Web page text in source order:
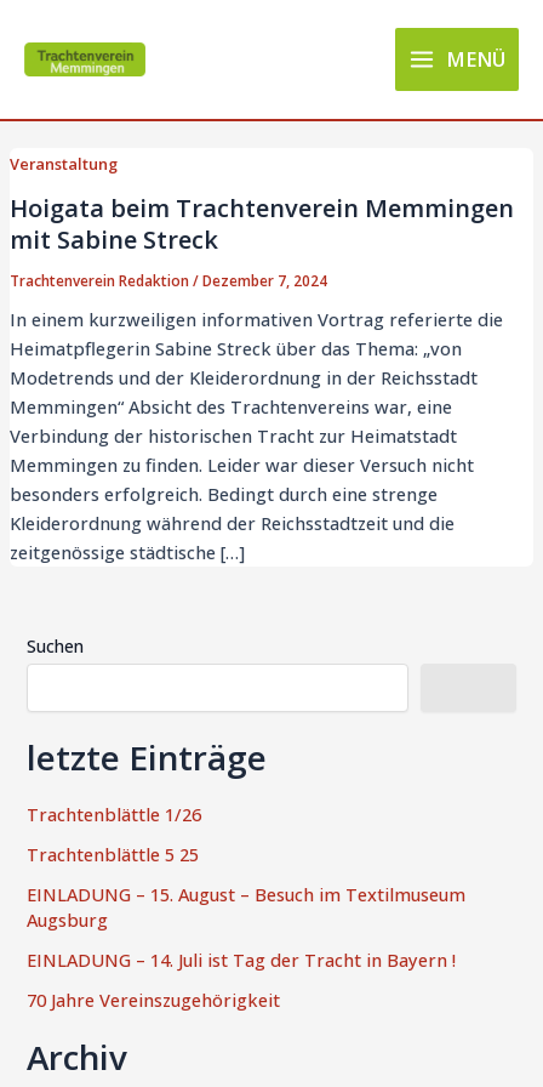
Inhalt
springen
Main
Menu
MENÜ
Veranstaltung
Hoigata beim Trachtenverein Memmingen
mit Sabine Streck
Trachtenverein Redaktion/Dezember 7, 2024
In einem kurzweiligen informativen Vortrag referierte die
Heimatpflegerin Sabine Streck über das Thema: „von
Modetrends und der Kleiderordnung in der Reichsstadt
Memmingen“ Absicht des Trachtenvereins war, eine
Verbindung der historischen Tracht zur Heimatstadt
Memmingen zu finden. Leider war dieser Versuch nicht
besonders erfolgreich. Bedingt durch eine strenge
Kleiderordnung während der Reichsstadtzeit und die
zeitgenössige städtische […]
Suchen
letzte Einträge
Trachtenblättle 1/26
Trachtenblättle 5 25
EINLADUNG – 15. August – Besuch im Textilmuseum
Augsburg
EINLADUNG – 14. Juli ist Tag der Tracht in Bayern !
70 Jahre Vereinszugehörigkeit
Archiv